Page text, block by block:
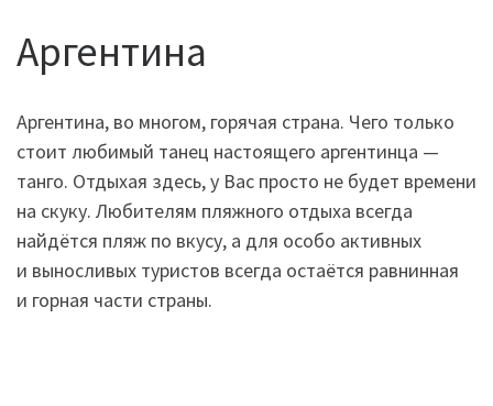
Аргентина
Аргентина, во многом, горячая страна. Чего только
стоит любимый танец настоящего аргентинца —
танго. Отдыхая здесь, у Вас просто не будет времени
на скуку. Любителям пляжного отдыха всегда
найдётся пляж по вкусу, а для особо активных
и выносливых туристов всегда остаётся равнинная
и горная части страны.